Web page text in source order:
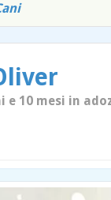
e 10 mesi in